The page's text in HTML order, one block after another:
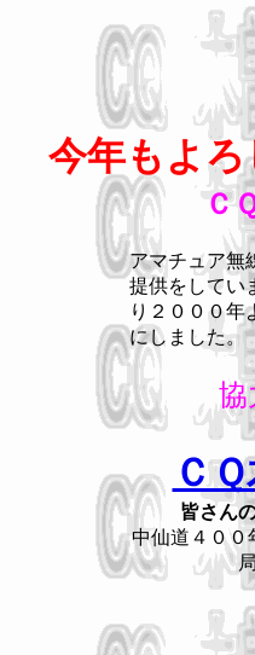
今年もよ
Ｃ
アマチュア無
提供をしてい
り２０００年
にしました。
協
Ｃ
皆さん
中仙道４００